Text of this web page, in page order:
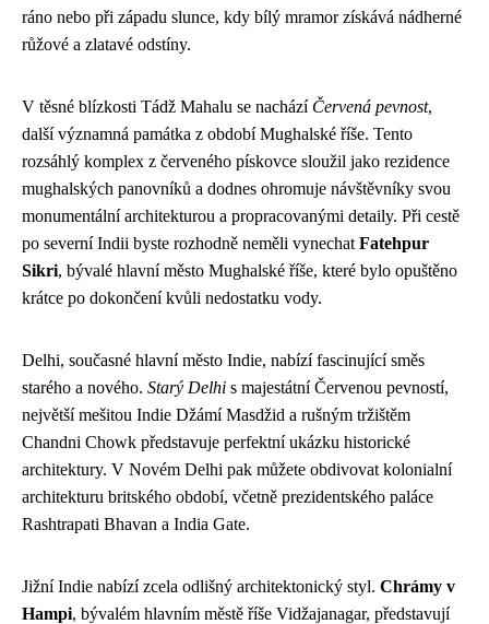
ráno nebo při západu slunce, kdy bílý mramor získává nádherné
růžové a zlatavé odstíny.
V těsné blízkosti Tádž Mahalu se nachází Červená pevnost,
další významná památka z období Mughalské říše. Tento
rozsáhlý komplex z červeného pískovce sloužil jako rezidence
mughalských panovníků a dodnes ohromuje návštěvníky svou
monumentální architekturou a propracovanými detaily. Při cestě
po severní Indii byste rozhodně neměli vynechat Fatehpur
Sikri, bývalé hlavní město Mughalské říše, které bylo opuštěno
krátce po dokončení kvůli nedostatku vody.
Delhi, současné hlavní město Indie, nabízí fascinující směs
starého a nového. Starý Delhi s majestátní Červenou pevností,
největší mešitou Indie Džámí Masdžid a rušným tržištěm
Chandni Chowk představuje perfektní ukázku historické
architektury. V Novém Delhi pak můžete obdivovat kolonialní
architekturu britského období, včetně prezidentského paláce
Rashtrapati Bhavan a India Gate.
Jižní Indie nabízí zcela odlišný architektonický styl. Chrámy v
Hampi, bývalém hlavním městě říše Vidžajanagar, představují